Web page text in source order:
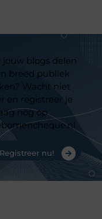
jouw blogs delen
breed publiek
Wacht niet
en registreer je
nog op
Registreer nu!